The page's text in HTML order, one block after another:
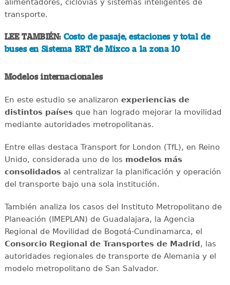
alimentadores, ciclovías y sistemas inteligentes de
transporte.
LEE TAMBIÉN: Costo de pasaje, estaciones y total de
buses en Sistema BRT de Mixco a la zona 10
Modelos internacionales
En este estudio se analizaron experiencias de
distintos paísesque han logrado mejorar la movilidad
mediante autoridades metropolitanas.
Entre ellas destaca Transport for London (TfL), en Reino
Unido, considerada uno de los modelos más
consolidadosal centralizar la planificación y operación
del transporte bajo una sola institución.
También analiza los casos del Instituto Metropolitano de
Planeación (IMEPLAN) de Guadalajara, la Agencia
Regional de Movilidad de Bogotá-Cundinamarca, el
Consorcio Regional de Transportes de Madrid , las
autoridades regionales de transporte de Alemania y el
modelo metropolitano de San Salvador.